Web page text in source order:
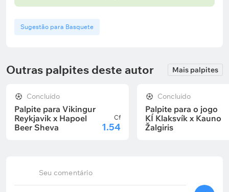
Sugestão para Basquete
Outras palpites deste autor Mais palpites
Concluído
Palpite para Vikingur
Reykjavik x Hapoel
Beer Sheva
Cf
1.54
Concluído
Palpite para o jogo
KÍ Klaksvík x Kauno
Žalgiris
Seu comentário